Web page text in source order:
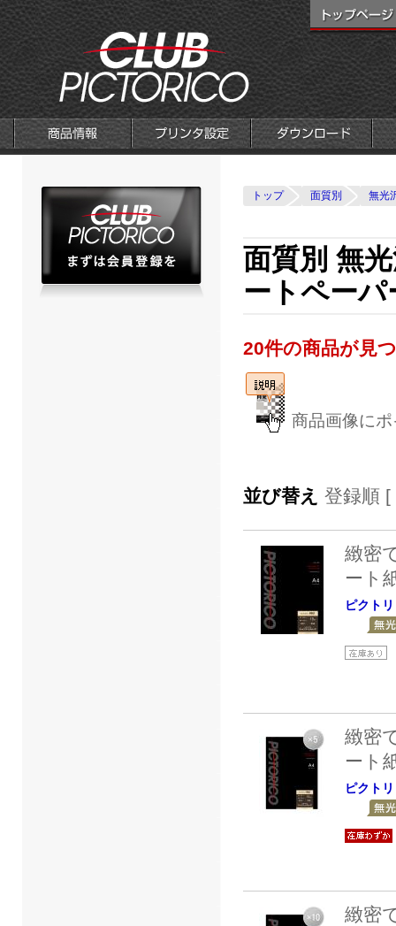
トップ 面質別 無光
面質別 無
ートペーパ
20件の商品が見
商品画像に
並び替え 登録順 [
緻密
ート
ピクト
緻密
ート
ピクト
緻密